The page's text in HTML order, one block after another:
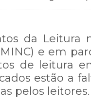
da Leitura
e em
de leitura
estão a
pelos leitores.